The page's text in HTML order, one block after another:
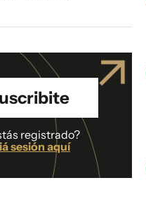
registrado?
sesión aquí